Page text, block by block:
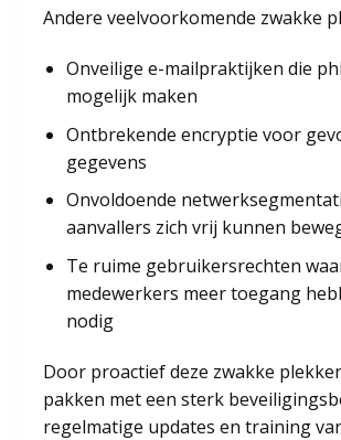
Andere veelvoorkomende zwakke
Onveilige e-mailpraktijken die
mogelijk maken
Ontbrekende encryptie voor
gegevens
Onvoldoende
aanvallers zich vrij kunnen
Te ruime gebruikersrechten
medewerkers meer toegang
nodig
Door proactief deze zwakke
pakken met een sterk
regelmatige updates en training